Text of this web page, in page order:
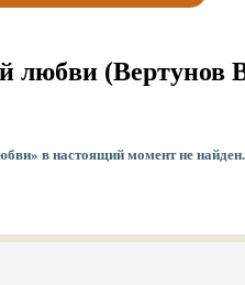
любви(Вертунов
в настоящий момент не найден.